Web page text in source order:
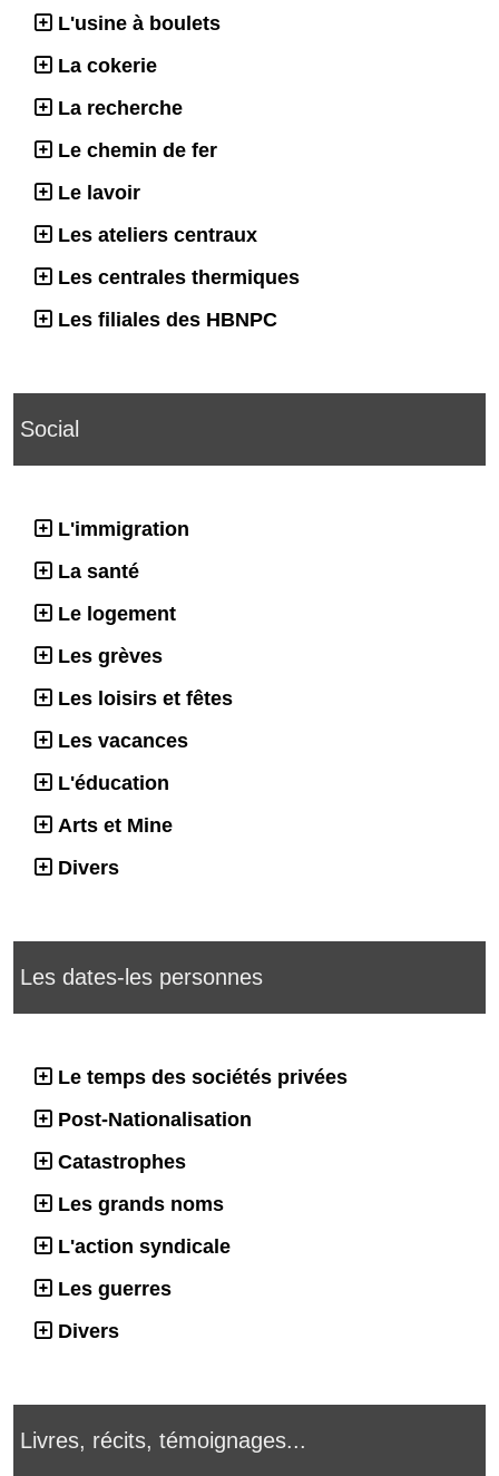
L'usine à boulets
La cokerie
La recherche
Le chemin de fer
Le lavoir
Les ateliers centraux
Les centrales thermiques
Les filiales des HBNPC
Social
L'immigration
La santé
Le logement
Les grèves
Les loisirs et fêtes
Les vacances
L'éducation
Arts et Mine
Divers
Les dates-les personnes
Le temps des sociétés privées
Post-Nationalisation
Catastrophes
Les grands noms
L'action syndicale
Les guerres
Divers
Livres, récits, témoignages...